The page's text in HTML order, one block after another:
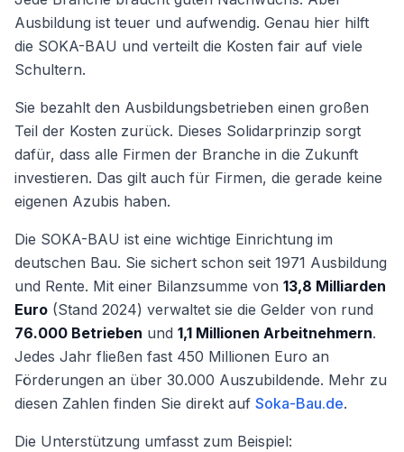
Ausbildung ist teuer und aufwendig. Genau hier hilft
die SOKA-BAU und verteilt die Kosten fair auf viele
Schultern.
Sie bezahlt den Ausbildungsbetrieben einen großen
Teil der Kosten zurück. Dieses Solidarprinzip sorgt
dafür, dass alle Firmen der Branche in die Zukunft
investieren. Das gilt auch für Firmen, die gerade keine
eigenen Azubis haben.
Die SOKA-BAU ist eine wichtige Einrichtung im
deutschen Bau. Sie sichert schon seit 1971 Ausbildung
und Rente. Mit einer Bilanzsumme von 13,8 Milliarden
Euro (Stand 2024) verwaltet sie die Gelder von rund
76.000 Betrieben und 1,1 Millionen Arbeitnehmern.
Jedes Jahr fließen fast 450 Millionen Euro an
Förderungen an über 30.000 Auszubildende. Mehr zu
diesen Zahlen finden Sie direkt auf Soka-Bau.de.
Die Unterstützung umfasst zum Beispiel: